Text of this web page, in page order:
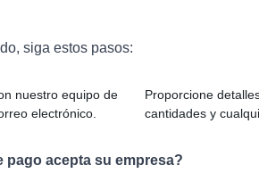
siga estos pasos:
nuestro equipo de
electrónico.
Proporcione
cantidades y
pago acepta su empresa?